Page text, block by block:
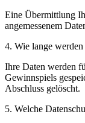
Eine Übermittlung
angemessenem
4. Wie lange
Ihre Daten werden
Gewinnspiels
Abschluss gelöscht.
5. Welche